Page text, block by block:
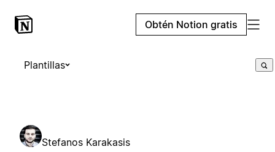
Obtén Notion gratis
Plantillas
Stefanos Karakasis